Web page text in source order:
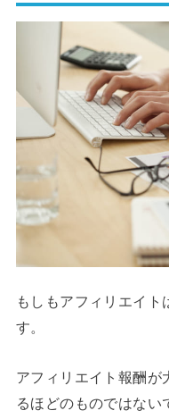
もしもアフィリエイ
す。
アフィリエイト報酬が
るほどのものではない